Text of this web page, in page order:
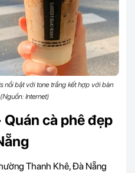
nổi bật với tone trắng kết hợp với bàn
Internet)
cà phê đẹp
Thanh Khê, Đà Nẵng